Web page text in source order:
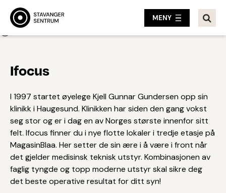
MENY
Ifocus
I 1997 startet øyelege Kjell Gunnar Gundersen opp sin
klinikk i Haugesund. Klinikken har siden den gang vokst
seg stor og er i dag en av Norges største innenfor sitt
felt. Ifocus finner du i nye flotte lokaler i tredje etasje på
MagasinBlaa. Her setter de sin ære i å være i front når
det gjelder medisinsk teknisk utstyr. Kombinasjonen av
faglig tyngde og topp moderne utstyr skal sikre deg
det beste operative resultat for ditt syn!